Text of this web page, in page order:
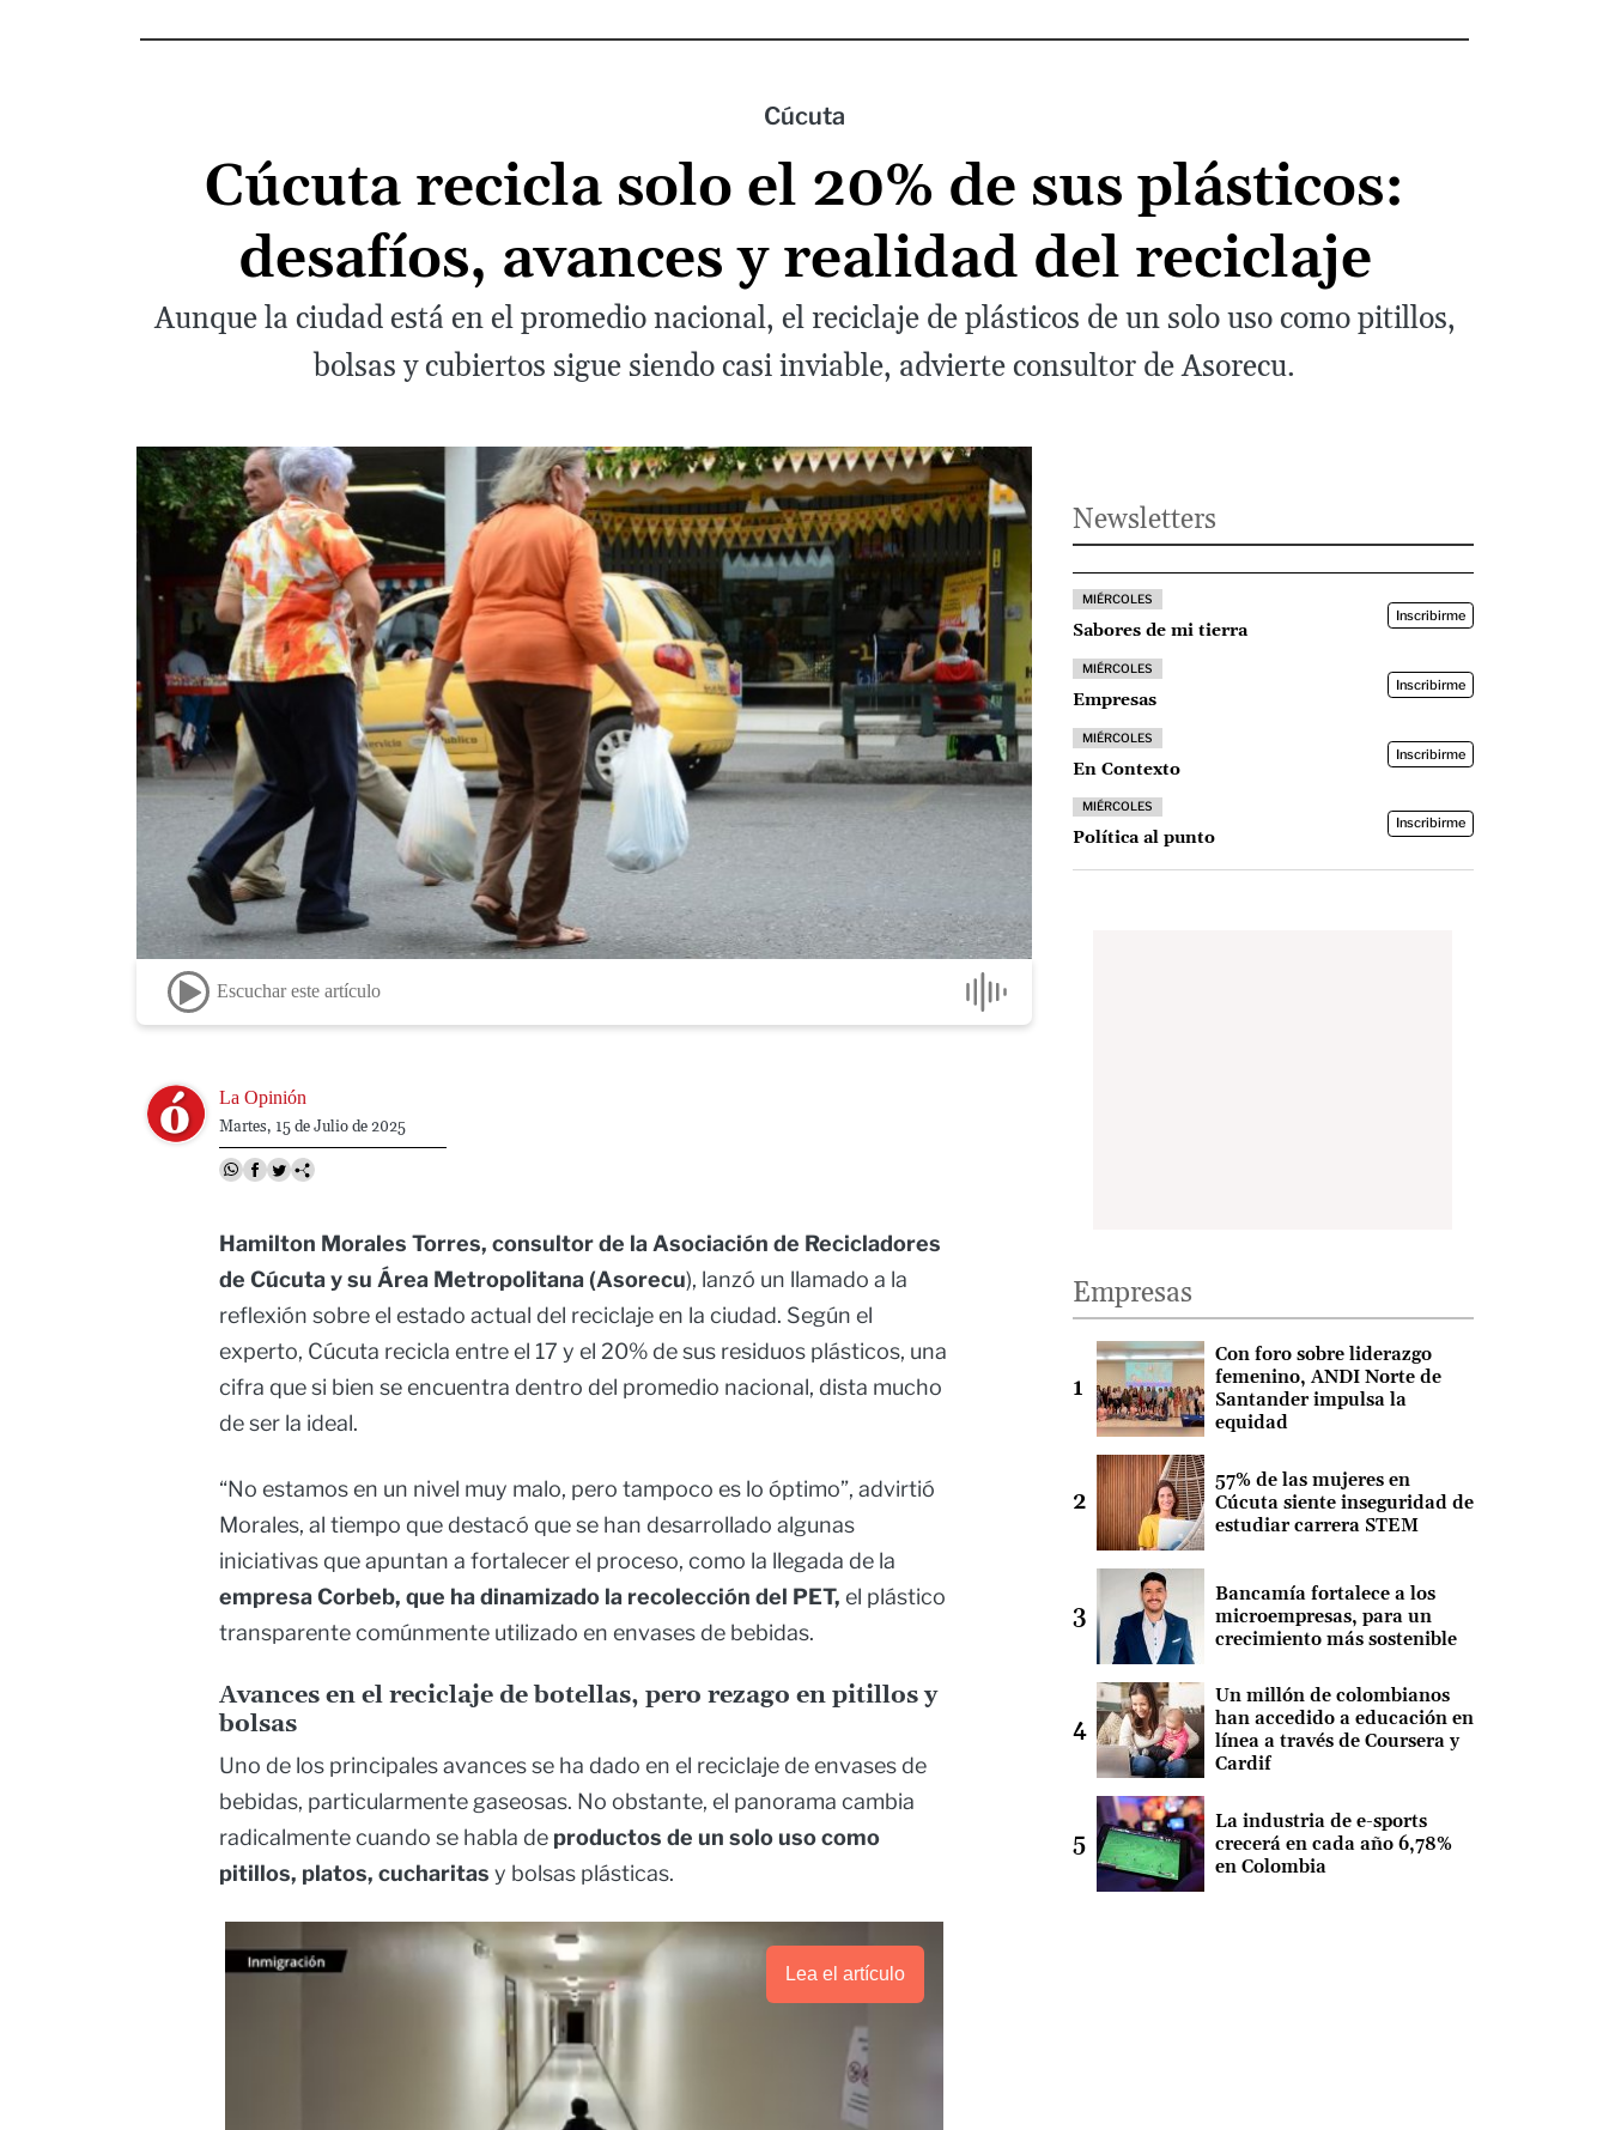
Cúcuta
Cúcuta recicla solo el 20% de sus plásticos:
desafíos, avances y realidad del reciclaje
Aunque la ciudad está en el promedio nacional, el reciclaje de plásticos de un solo uso como pitillos,
bolsas y cubiertos sigue siendo casi inviable, advierte consultor de Asorecu.
Escuchar este artículo
Image La Opinión
Martes, 15 de Julio de 2025
Hamilton Morales Torres, consultor de la Asociación de Recicladores
de Cúcuta y su Área Metropolitana (Asorecu), lanzó un llamado a la
reflexión sobre el estado actual del reciclaje en la ciudad. Según el
experto, Cúcuta recicla entre el 17 y el 20% de sus residuos plásticos, una
cifra que si bien se encuentra dentro del promedio nacional, dista mucho
de ser la ideal.
“No estamos en un nivel muy malo, pero tampoco es lo óptimo”, advirtió
Morales, al tiempo que destacó que se han desarrollado algunas
iniciativas que apuntan a fortalecer el proceso, como la llegada de la
empresa Corbeb, que ha dinamizado la recolección del PET, el plástico
transparente comúnmente utilizado en envases de bebidas.
Avances en el reciclaje de botellas, pero rezago en pitillos y
bolsas
Uno de los principales avances se ha dado en el reciclaje de envases de
bebidas, particularmente gaseosas. No obstante, el panorama cambia
radicalmente cuando se habla de productos de un solo uso como
pitillos, platos, cucharitas y bolsas plásticas.
Lea el artículo
Newsletters
MIÉRCOLES
Sabores de mi tierra
Inscribirme
MIÉRCOLES
Empresas
Inscribirme
MIÉRCOLES
En Contexto
Inscribirme
MIÉRCOLES
Política al punto
Inscribirme
Empresas
Con foro sobre liderazgo
femenino, ANDI Norte de
Santander impulsa la
equidad
57% de las mujeres en
Cúcuta siente inseguridad de
estudiar carrera STEM
Bancamía fortalece a los
microempresas, para un
crecimiento más sostenible
Un millón de colombianos
han accedido a educación en
línea a través de Coursera y
Cardif
La industria de e-sports
crecerá en cada año 6,78%
en Colombia